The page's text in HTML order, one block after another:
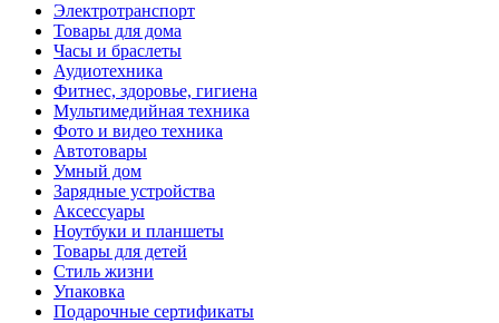
Электротранспорт
Товары для дома
Часы и браслеты
Аудиотехника
Фитнес, здоровье, гигиена
Мультимедийная техника
Фото и видео техника
Автотовары
Умный дом
Зарядные устройства
Аксессуары
Ноутбуки и планшеты
Товары для детей
Стиль жизни
Упаковка
Подарочные сертификаты